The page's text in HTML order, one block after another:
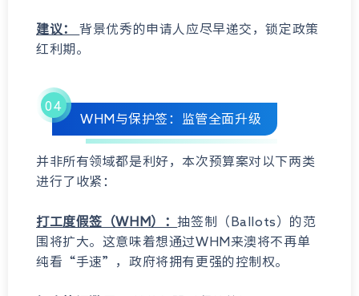
建议：背景优秀的申请人应尽早递交，锁定政策
红利期。
04
WHM与保护签：监管全面升级
并非所有领域都是利好，本次预算案对以下两类
进行了收紧：
打工度假签（WHM）：抽签制（Ballots）的范
围将扩大。这意味着想通过WHM来澳将不再单
纯看“手速”，政府将拥有更强的控制权。